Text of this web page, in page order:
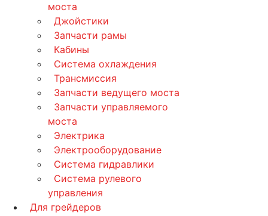
моста
Джойстики
Запчасти рамы
Кабины
Система охлаждения
Трансмиссия
Запчасти ведущего моста
Запчасти управляемого
моста
Электрика
Электрооборудование
Система гидравлики
Система рулевого
управления
Для грейдеров